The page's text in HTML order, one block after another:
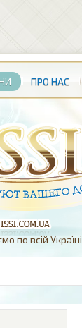
ПРО НАС
по всій Україні